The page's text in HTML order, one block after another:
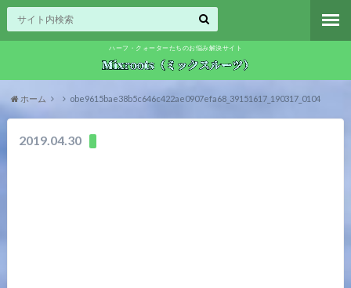
ハーフ・クォーターたちのお悩み解決サイト
ホーム obe9615bae38b5c646c422ae0907efa68_39151617_190317_0104
2019.04.30